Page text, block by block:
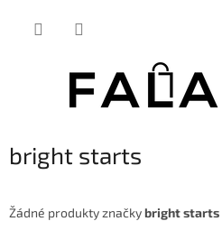
bright starts
Žádné produkty značkybright starts